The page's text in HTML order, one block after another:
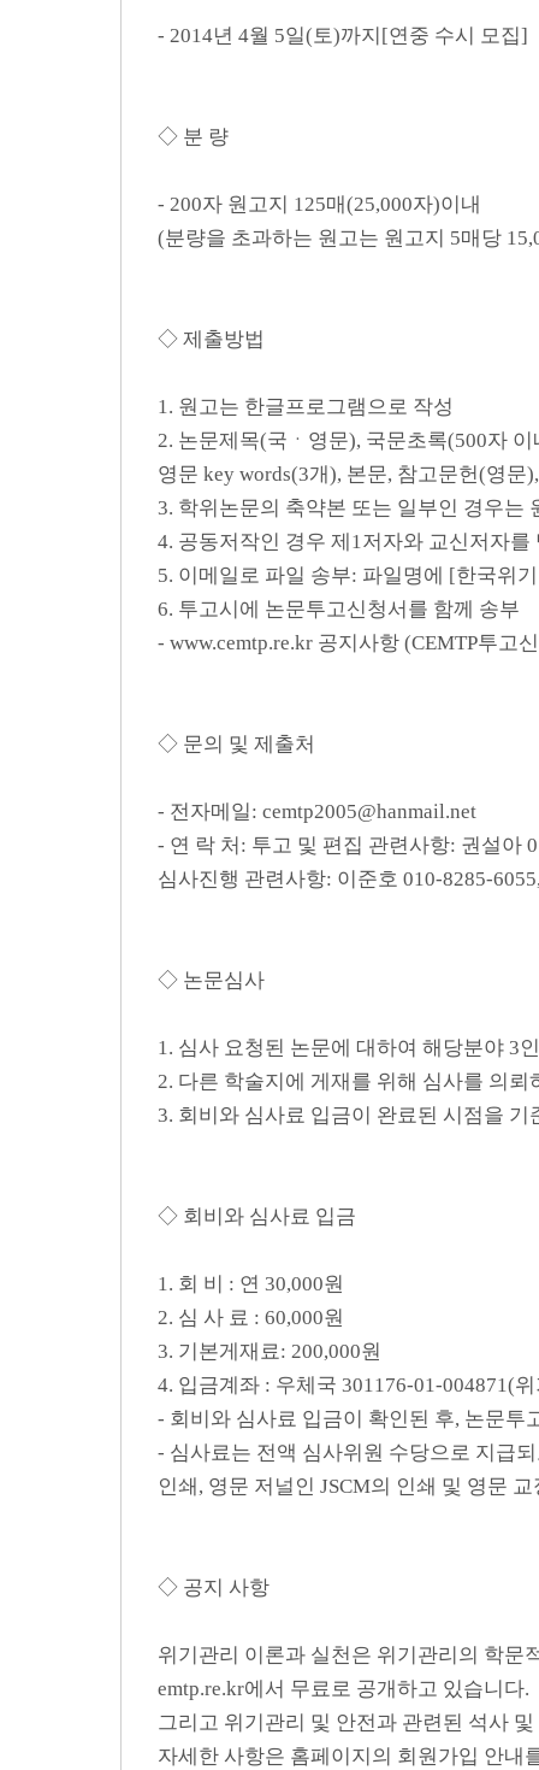
- 2014년 4월 5일(토)까지[연중 수시 모집]
◇ 분 량
- 200자 원고지 125매(25,000자)이내
(분량을 초과하는 원고는 원고지 5매당
◇ 제출방법
1. 원고는 한글프로그램으로 작성
2. 논문제목(국ㆍ영문), 국문초록(500자
영문 key words(3개), 본문, 참고문헌(영문
3. 학위논문의 축약본 또는 일부인 경우는
4. 공동저작인 경우 제1저자와 교신저자를
5. 이메일로 파일 송부: 파일명에 [한국위
6. 투고시에 논문투고신청서를 함께 송부
- www.cemtp.re.kr 공지사항 (CEMTP투고
◇ 문의 및 제출처
- 전자메일: cemtp2005@hanmail.net
- 연 락 처: 투고 및 편집 관련사항: 권설아
심사진행 관련사항: 이준호 010-8285-
◇ 논문심사
1. 심사 요청된 논문에 대하여 해당분야 3
2. 다른 학술지에 게재를 위해 심사를 의
3. 회비와 심사료 입금이 완료된 시점을
◇ 회비와 심사료 입금
1. 회 비 : 연 30,000원
2. 심 사 료 : 60,000원
3. 기본게재료: 200,000원
4. 입금계좌 : 우체국 301176-01-004871(
- 회비와 심사료 입금이 확인된 후, 논문투
- 심사료는 전액 심사위원 수당으로 지급
인쇄, 영문 저널인 JSCM의 인쇄 및 영문
◇ 공지 사항
위기관리 이론과 실천은 위기관리의 학문
emtp.re.kr에서 무료로 공개하고 있습니다.
그리고 위기관리 및 안전과 관련된 석사
자세한 사항은 홈페이지의 회원가입 안내